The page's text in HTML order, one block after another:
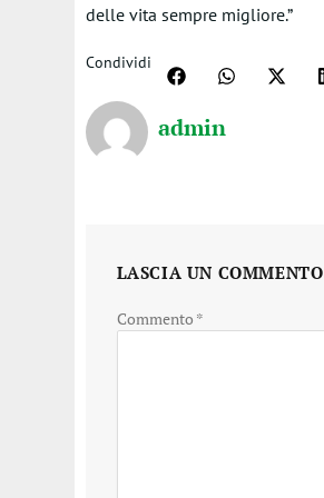
delle vita sempre migliore.”
Condividi
admin
LASCIA UN COMMENTO
Commento *